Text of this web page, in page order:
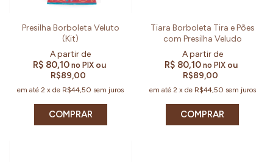
Presilha Borboleta Veluto
(Kit)
R$ 80,10no PIX ou
R$89,00
em até2 xde R$44,50 sem juros
COMPRAR
Tiara Borboleta Tira e Pões
com Presilha Veludo
R$ 80,10 no PIX ou
R$89,00
em até 2 x de R$44,50 sem juros
COMPRAR